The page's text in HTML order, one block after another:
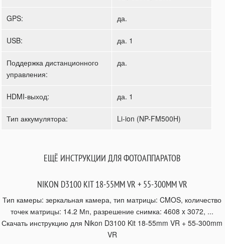
GPS: да.
USB: да. 1
Поддержка дистанционного
управления:
да.
HDMI-выход: да. 1
Тип аккумулятора: Li-ion (NP-FM500H)
ЕЩЁ ИНСТРУКЦИИ ДЛЯ ФОТОАППАРАТОВ
NIKON D3100 KIT 18-55MM VR + 55-300MM VR
Тип камеры: зеркальная камера, тип матрицы: CMOS, количество
точек матрицы: 14.2 Мп, разрешение снимка: 4608 x 3072, ...
Скачать инструкцию для Nikon D3100 Kit 18-55mm VR + 55-300mm
VR